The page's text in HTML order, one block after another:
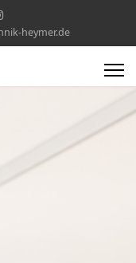
heymer.de